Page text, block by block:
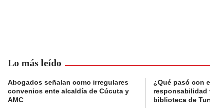
Lo más leído
Abogados señalan como irregulares
convenios ente alcaldía de Cúcuta y
AMC
¿Qué pasó con el
responsabilidad
biblioteca de